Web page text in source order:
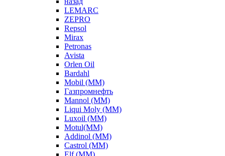
LEMARC
ZEPRO
Repsol
Mirax
Petronas
Avista
Orlen Oil
Bardahl
Mobil (ММ)
Газпромнефть
Mannol (ММ)
Liqui Moly (ММ)
Luxoil (ММ)
Motul(ММ)
Addinol (ММ)
Castrol (ММ)
Elf (ММ)